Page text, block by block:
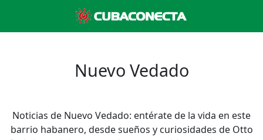
Nuevo Vedado
Noticias de Nuevo Vedado: entérate de la vida en este
barrio habanero, desde sueños y curiosidades de Otto